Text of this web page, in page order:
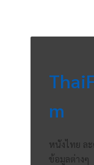
m
หนังไทย ล
ข้อมูลต่างๆ